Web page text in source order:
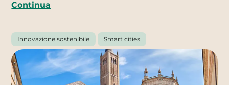
Continua
Innovazione sostenibile Smart cities